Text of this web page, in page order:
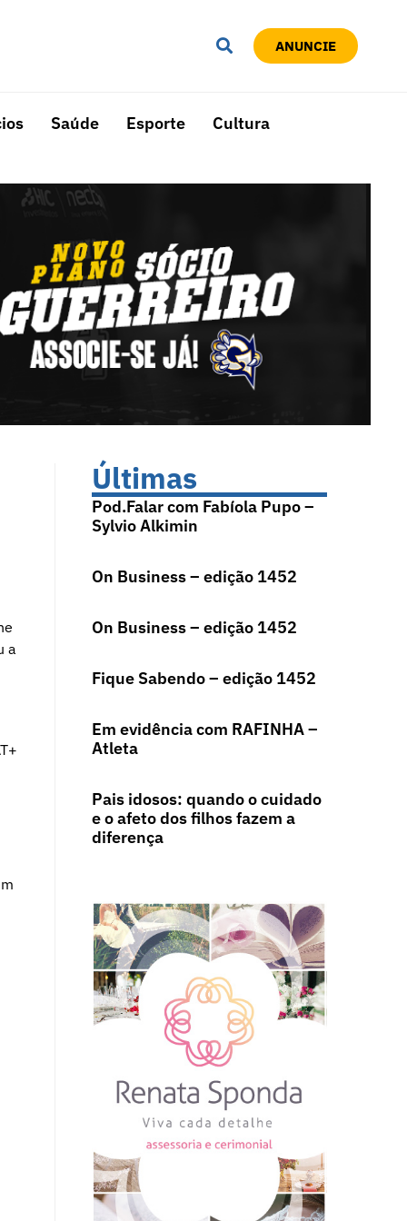
ANUNCIE
Saúde Esporte Cultura
a
Últimas
Pod.Falar com Fabíola Pupo –
Sylvio Alkimin
On Business – edição 1452
On Business – edição 1452
Fique Sabendo – edição 1452
Em evidência com RAFINHA –
Atleta
Pais idosos: quando o cuidado
e o afeto dos filhos fazem a
diferença